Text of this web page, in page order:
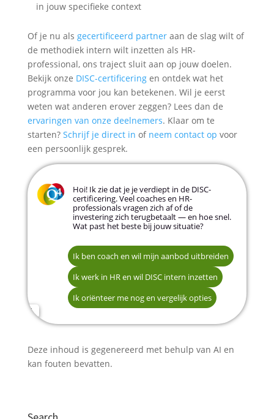
in jouw specifieke context
Of je nu als gecertificeerd partneraan de slag wilt of
de methodiek intern wilt inzetten als HR-
professional, ons traject sluit aan op jouw doelen.
Bekijk onze DISC-certificeringen ontdek wat het
programma voor jou kan betekenen. Wil je eerst
weten wat anderen erover zeggen? Lees dan de
ervaringen van onze deelnemers. Klaar om te
starten? Schrijf je direct in of neem contact op voor
een persoonlijk gesprek.
Hoi! Ik zie dat je je verdiept in de DISC-
certificering. Veel coaches en HR-
professionals vragen zich af of de
investering zich terugbetaalt — en hoe snel.
Wat past het beste bij jouw situatie?
Ik ben coach en wil mijn aanbod uitbreiden
Ik werk in HR en wil DISC intern inzetten
Ik oriënteer me nog en vergelijk opties
Ik wil zo snel mogelijk starten
Ik plan het voor de komende maanden
Naam *
E-mailadres *
Deze inhoud is gegenereerd met behulp van AI en
kan fouten bevatten.